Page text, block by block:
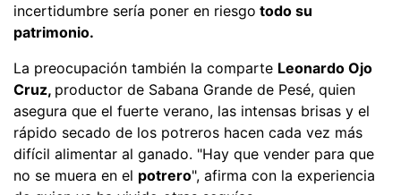
incertidumbre sería poner en riesgo todo su
patrimonio.
La preocupación también la comparte Leonardo Ojo
Cruz, productor de Sabana Grande de Pesé, quien
asegura que el fuerte verano, las intensas brisas y el
rápido secado de los potreros hacen cada vez más
difícil alimentar al ganado. "Hay que vender para que
no se muera en el potrero", afirma con la experiencia